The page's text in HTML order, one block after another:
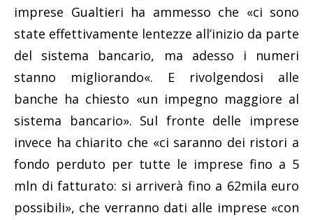
imprese Gualtieri ha ammesso che «ci sono
state effettivamente lentezze all’inizio da parte
del sistema bancario, ma adesso i numeri
stanno migliorando«. E rivolgendosi alle
banche ha chiesto «un impegno maggiore al
sistema bancario». Sul fronte delle imprese
invece ha chiarito che «ci saranno dei ristori a
fondo perduto per tutte le imprese fino a 5
mln di fatturato: si arriverà fino a 62mila euro
possibili», che verranno dati alle imprese «con